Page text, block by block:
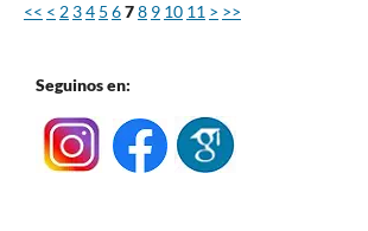
<< < 2 34 5 678 9 10 11 > >>
Seguinos en: